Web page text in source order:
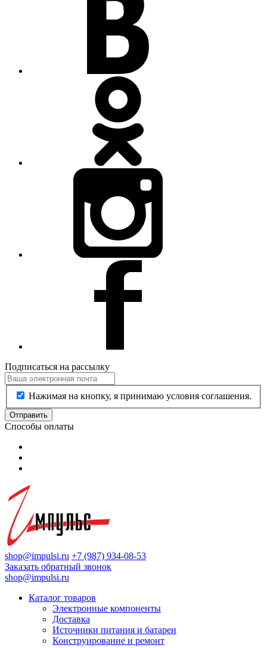
Подписаться на рассылку
Нажимая на кнопку, я принимаю условия соглашения.
Отправить
Способы оплаты
shop@impulsi.ru +7 (987) 934-08-53
Заказать обратный звонок
shop@impulsi.ru
Каталог товаров
Электронные компоненты
Доставка
Источники питания и батареи
Конструирование и ремонт